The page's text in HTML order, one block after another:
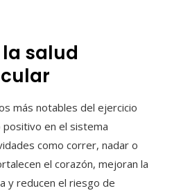
salud
más notables del ejercicio
en el sistema
como correr, nadar o
el corazón, mejoran la
y reducen el riesgo de